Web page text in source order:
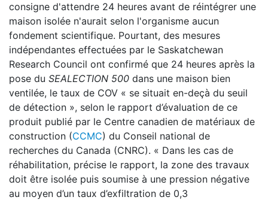
consigne d'attendre 24 heures avant de réintégrer une
maison isolée n'aurait selon l'organisme aucun
fondement scientifique. Pourtant, des mesures
indépendantes effectuées par le Saskatchewan
Research Council ont confirmé que 24 heures après la
pose du SEALECTION 500 dans une maison bien
ventilée, le taux de COV « se situait en-deçà du seuil
de détection », selon le rapport d’évaluation de ce
produit publié par le Centre canadien de matériaux de
construction (CCMC) du Conseil national de
recherches du Canada (CNRC). « Dans les cas de
réhabilitation, précise le rapport, la zone des travaux
doit être isolée puis soumise à une pression négative
au moyen d’un taux d’exfiltration de 0,3